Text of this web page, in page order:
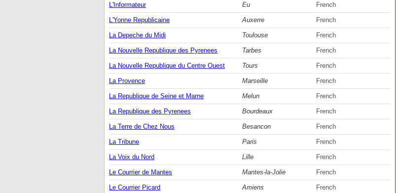
L'Informateur Eu French
L'Yonne Republicaine Auxerre French
La Depeche du Midi Toulouse French
La Nouvelle Republique des Pyrenees Tarbes French
La Nouvelle Republique du Centre Ouest Tours French
La Provence Marseille French
La Republique de Seine et Marne Melun French
La Republique des Pyrenees Bourdeaux French
La Terre de Chez Nous Besancon French
La Tribune Paris French
La Voix du Nord Lille French
Le Courrier de Mantes Mantes-la-Jolie French
Le Courrier Picard Amiens French